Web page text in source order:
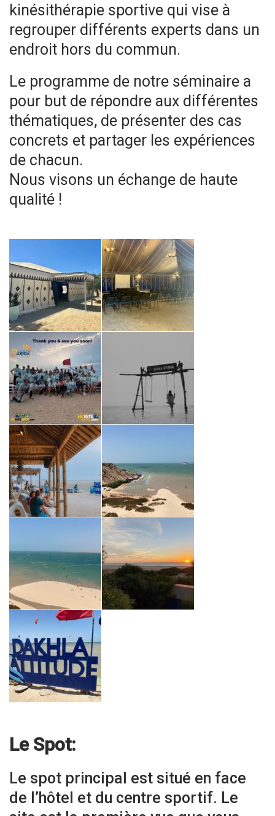
kinésithérapie sportive qui vise à
regrouper différents experts dans un
endroit hors du commun.
Le programme de notre séminaire a
pour but de répondre aux différentes
thématiques, de présenter des cas
concrets et partager les expériences
de chacun.
Nous visons un échange de haute
qualité !
Le Spot:
Le spot principal est situé en face
de l’hôtel et du centre sportif. Le